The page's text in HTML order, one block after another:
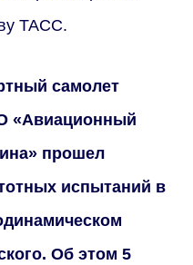
ТАСС.
самолет
«Авиационный
прошел
испытаний в
Об этом 5